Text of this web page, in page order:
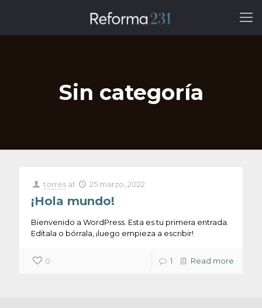
Sin categoría
torres at 25 marzo, 2022
¡Hola mundo!
Bienvenido a WordPress. Esta es tu primera entrada.
Edítala o bórrala, ¡luego empieza a escribir!
0 1 Read more